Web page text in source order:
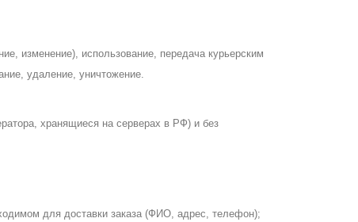
изменение), использование, передача курьерским
удаление, уничтожение.
хранящиеся на серверах в РФ) и без
для доставки заказа (ФИО, адрес, телефон);